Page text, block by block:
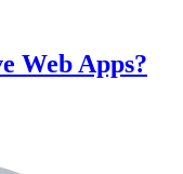
Web Apps?